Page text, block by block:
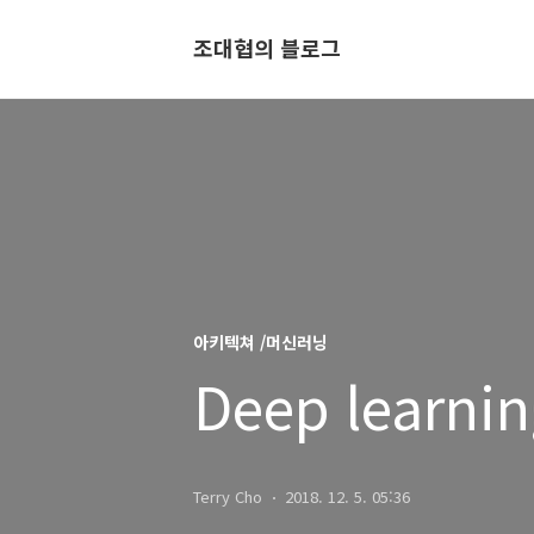
조대협의 블로그
아키텍쳐 /머신러닝
Deep
Terry Cho 2018. 12. 5. 05:36